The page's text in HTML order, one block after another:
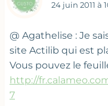
24 juin 2011 à
@ Agathelise : Je
site Actilib qui est
Vous pouvez le
http://
7